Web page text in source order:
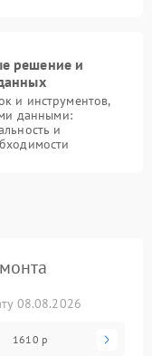
решение и
и инструментов,
данными:
и
08.08.2026
1610 р